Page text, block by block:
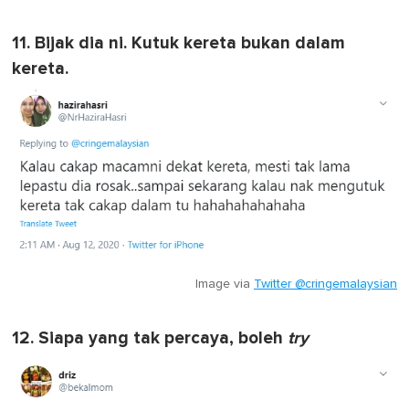
11. Bijak dia ni. Kutuk kereta bukan dalam
kereta.
Image via Twitter @cringemalaysian
12. Siapa yang tak percaya, boleh try